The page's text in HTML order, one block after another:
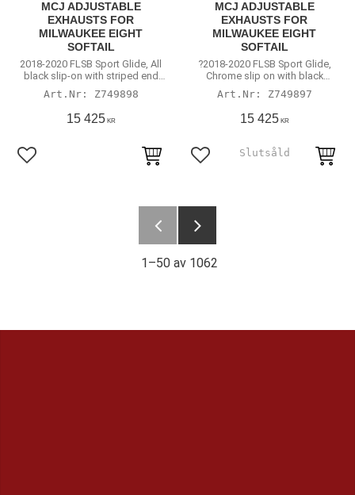
MCJ ADJUSTABLE
EXHAUSTS FOR
MILWAUKEE EIGHT
SOFTAIL
2018-2020 FLSB Sport Glide, All
black slip-on with striped end
cap
Z749898
15 425KR
Lägg till i favoriter
MCJ ADJUSTABLE
EXHAUSTS FOR
MILWAUKEE EIGHT
SOFTAIL
?2018-2020 FLSB Sport Glide,
Chrome slip on with black
striped end cap
Z749897
15 425KR
Lägg till i favoriter
1–50av 1062